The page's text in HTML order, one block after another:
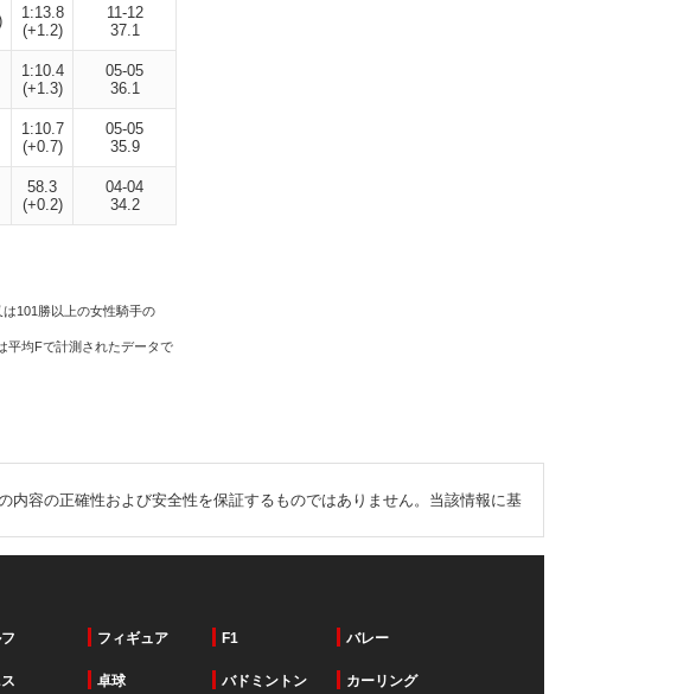
1:13.8
(+1.2)
11-12
37.1
1:10.4
(+1.3)
05-05
36.1
1:10.7
(+0.7)
05-05
35.9
58.3
(+0.2)
04-04
34.2
101勝以上の女性騎手の
平均Fで計測されたデータで
容の正確性および安全性を保証するものではありません。当該情報に基
フィギュア F1 バレー
卓球 バドミントン カーリング